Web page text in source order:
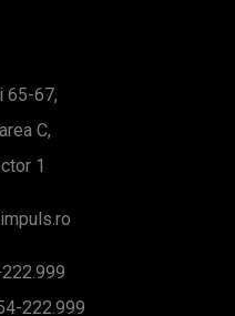
65-67,
C,
1
222.999